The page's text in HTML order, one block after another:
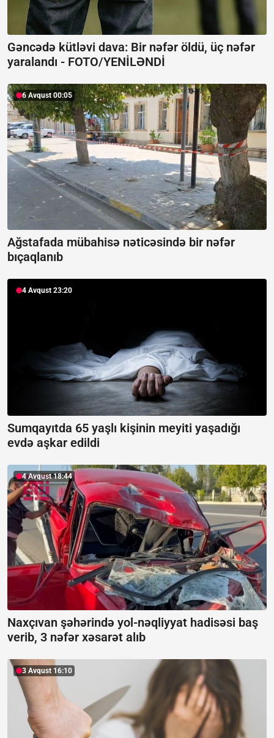
Gəncədə kütləvi dava: Bir nəfər öldü, üç nəfər
yaralandı - FOTO/YENİLƏNDİ
6 Avqust 00:05
Ağstafada mübahisə nəticəsində bir nəfər
bıçaqlanıb
4 Avqust 23:20
Sumqayıtda 65 yaşlı kişinin meyiti yaşadığı
evdə aşkar edildi
4 Avqust 18:44
Naxçıvan şəhərində yol-nəqliyyat hadisəsi baş
verib, 3 nəfər xəsarət alıb
3 Avqust 16:10